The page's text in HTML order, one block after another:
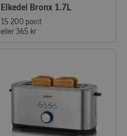
Elkedel Bronx 1.7L
15 200 point
eller 365 kr